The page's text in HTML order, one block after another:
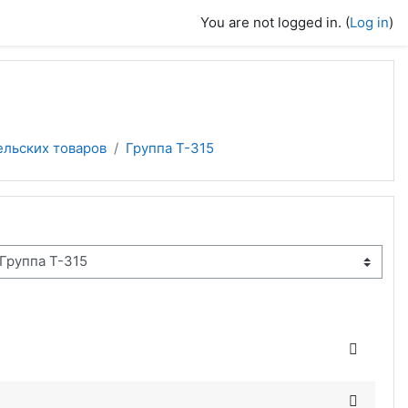
You are not logged in. (Log in)
товаров Группа Т-315